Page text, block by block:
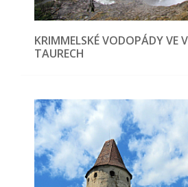
KRIMMELSKÉ VODOPÁDY VE
TAURECH